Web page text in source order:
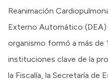
Reanimación
Externo Automático (DEA)
organismo formó a más
instituciones clave de la
la Fiscalía, la Secretaría de